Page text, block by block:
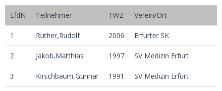
LfdN Teilnehmer TWZ Verein/Ort
1 Rüther,Rudolf 2006 Erfurter SK
2 Jakob,Matthias 1997 SV Medizin Erfurt
3 Kirschbaum,Gunnar 1991 SV Medizin Erfurt